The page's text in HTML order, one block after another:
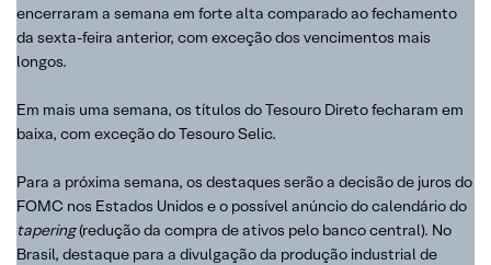
encerraram a semana em forte alta comparado ao fechamento
da sexta-feira anterior, com exceção dos vencimentos mais
longos.
Em mais uma semana, os títulos do Tesouro Direto fecharam em
baixa, com exceção do Tesouro Selic.
Para a próxima semana, os destaques serão a decisão de juros do
FOMC nos Estados Unidos e o possível anúncio do calendário do
tapering(redução da compra de ativos pelo banco central). No
Brasil, destaque para a divulgação da produção industrial de